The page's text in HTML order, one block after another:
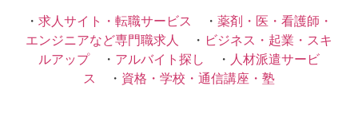
・ 求人サイト・転職サービス ・ 薬剤・医・看護師・
エンジニアなど専門職求人 ・ ビジネス・起業・スキ
ルアップ・ アルバイト探し ・ 人材派遣サービ
ス ・ 資格・学校・通信講座・塾